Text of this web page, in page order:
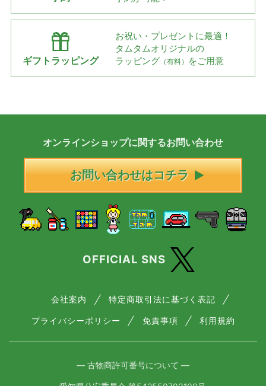
ギフトラッピング
お祝い・プレゼントに最適！
タムタムオリジナルの
ラッピング （有料） をご用意
オンラインショップに関するお問い合わせ
お問い合わせはコチラ
OFFICIAL SNS
会社案内 特定商取引法に基づく表記
プライバシーポリシー 免責事項 利用規約
― 古物商許可番号について ―